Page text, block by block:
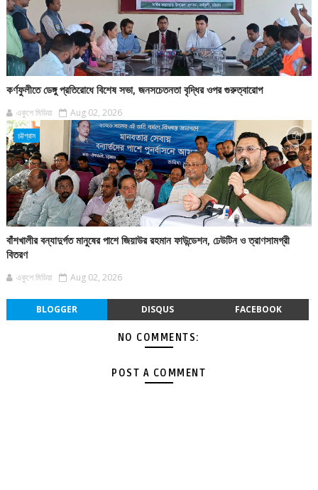
কর্ণফুলীতে ডেঙ্গু প্রতিরোধে বিশেষ সভা, জনসচেতনতা বৃদ্ধির ওপর গুরুত্বারোপ
একুশে মিডিয়া Aug 02, 2026
চট্টগ্রাম
বাঁশখালীর বন্যাদুর্গত মানুষের পাশে জিয়াউর রহমান ফাউন্ডেশন, ঢেউটিন ও ত্রাণসামগ্রী
বিতরণ
একুশে মিডিয়া Aug 02, 2026
BLOGGER DISQUS FACEBOOK
NO COMMENTS:
POST A COMMENT